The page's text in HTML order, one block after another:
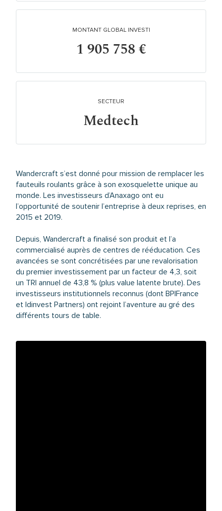
MONTANT GLOBAL INVESTI
1 905 758 €
SECTEUR
Medtech
Wandercraft s’est donné pour mission de remplacer les
fauteuils roulants grâce à son exosquelette unique au
monde. Les investisseurs d’Anaxago ont eu
l’opportunité de soutenir l’entreprise à deux reprises, en
2015 et 2019.
Depuis, Wandercraft a finalisé son produit et l’a
commercialisé auprès de centres de rééducation. Ces
avancées se sont concrétisées par une revalorisation
du premier investissement par un facteur de 4,3, soit
un TRI annuel de 43,8 % (plus value latente brute). Des
investisseurs institutionnels reconnus (dont BPIFrance
et Idinvest Partners) ont rejoint l’aventure au gré des
différents tours de table.